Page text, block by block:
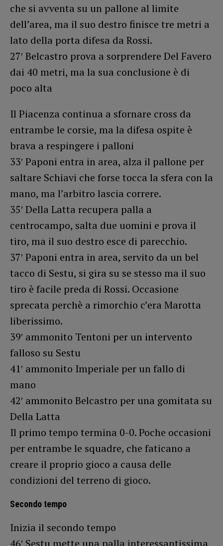
che si avventa su un pallone al limite
dell’area, ma il suo destro finisce tre metri a
lato della porta difesa da Rossi.
27′ Belcastro prova a sorprendere Del Favero
dai 40 metri, ma la sua conclusione è di
poco alta
Il Piacenza continua a sfornare cross da
entrambe le corsie, ma la difesa ospite è
brava a respingere i palloni
33′ Paponi entra in area, alza il pallone per
saltare Schiavi che forse tocca la sfera con la
mano, ma l’arbitro lascia correre.
35′ Della Latta recupera palla a
centrocampo, salta due uomini e prova il
tiro, ma il suo destro esce di parecchio.
37′ Paponi entra in area, servito da un bel
tacco di Sestu, si gira su se stesso ma il suo
tiro è facile preda di Rossi. Occasione
sprecata perchè a rimorchio c’era Marotta
liberissimo.
39′ ammonito Tentoni per un intervento
falloso su Sestu
41′ ammonito Imperiale per un fallo di
mano
42′ ammonito Belcastro per una gomitata su
Della Latta
Il primo tempo termina 0-0. Poche occasioni
per entrambe le squadre, che faticano a
creare il proprio gioco a causa delle
condizioni del terreno di gioco.
Secondo tempo
Inizia il secondo tempo